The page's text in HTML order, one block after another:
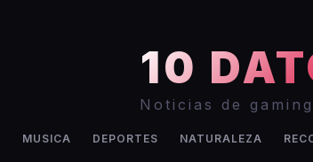
10
Noticias de
MUSICA DEPORTES NATURALEZA